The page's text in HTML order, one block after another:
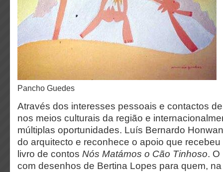
Pancho Guedes
Através dos interesses pessoais e contactos
nos meios culturais da região e
múltiplas oportunidades. Luís Bernardo
do arquitecto e reconhece o apoio que
livro de contos Nós Matámos o Cão Tinhoso. O
com desenhos de Bertina Lopes para quem,